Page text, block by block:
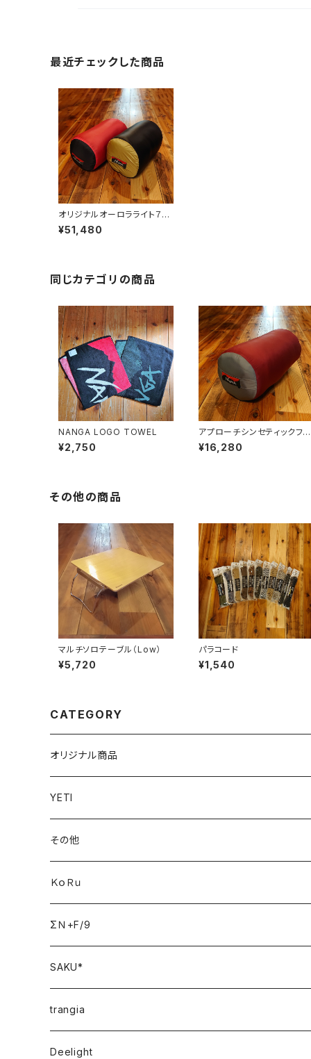
最近チェックした商品
オリジナルオーロラライト７５
０DX
¥51,480
同じカテゴリの商品
NANGA LOGO TOWEL
¥2,750
アプローチシンセティックファ
イバー800
¥16,280
その他の商品
マルチソロテーブル（Low）
¥5,720
パラコード
¥1,540
CATEGORY
オリジナル商品
YETI
その他
ＫｏＲｕ
ΣＮ+F/9
SAKU*
trangia
Deelight